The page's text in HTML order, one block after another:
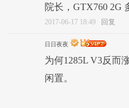
院长，GTX760 2G
2017-06-17 18:49 回复
日日夜夜
为何1285L V3反而
闲置。